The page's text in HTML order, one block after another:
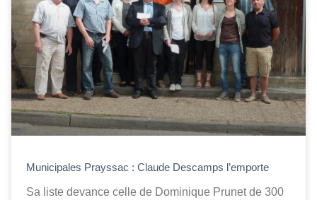
Municipales Prayssac : Claude Descamps l’emporte
Sa liste devance celle de Dominique Prunet de 300